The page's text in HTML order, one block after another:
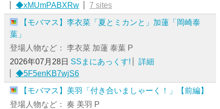
◆xMUmPABXRw
7 sites
【モバマス】李衣菜「夏とミカンと」加蓮「岡崎泰
葉」
登場人物など： 李衣菜 加蓮 泰葉 P
2026年07月28日 SSまにあっくす!
詳細
◆5F5enKB7wjS6
【モバマス】美羽「付き合いましゃーく！」【前編】
登場人物など： 奏 美羽 P